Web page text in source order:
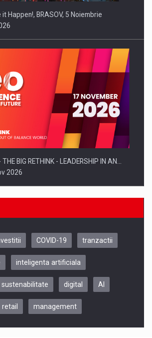
Happen!, BRASOV, 5 Noiembrie
BIG RETHINK - LEADERSHIP IN AN…
2026
it Happen!, CLUJ, 9 Decembrie
COVID-19 tranzactii
inteligenta artificiala
sustenabilitate digital AI
retail management